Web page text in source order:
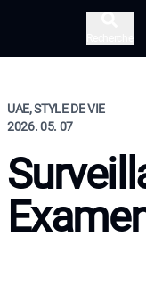
UAE, STYLE DE VIE
2026. 05. 07